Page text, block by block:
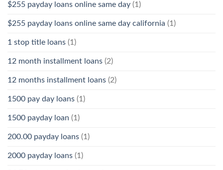
$255 payday loans online same day (1)
$255 payday loans online same day california (1)
1 stop title loans (1)
12 month installment loans (2)
12 months installment loans (2)
1500 pay day loans (1)
1500 payday loan (1)
200.00 payday loans (1)
2000 payday loans (1)